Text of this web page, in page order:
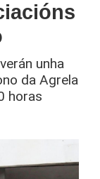
unha
da Agrela
horas